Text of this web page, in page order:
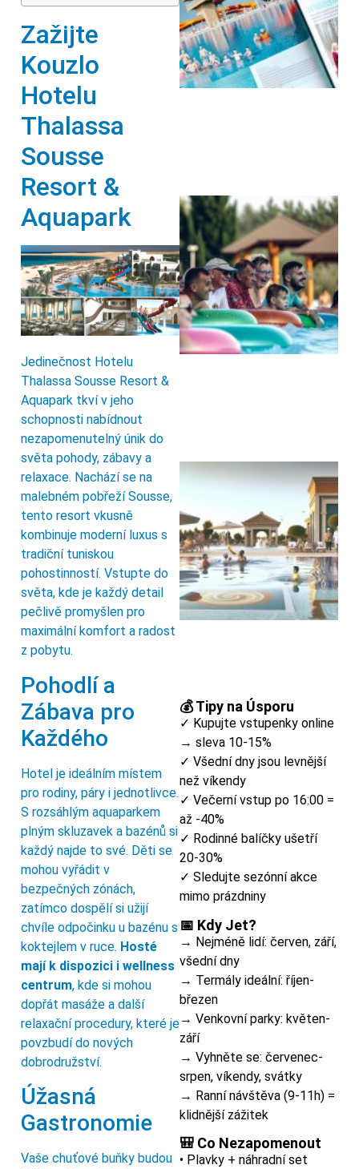
Zažijte
Kouzlo
Hotelu
Thalassa
Sousse
Resort &
Aquapark
Jedinečnost Hotelu
Thalassa Sousse Resort &
Aquapark tkví v jeho
schopnosti nabídnout
nezapomenutelný únik do
světa pohody, zábavy a
relaxace. Nachází se na
malebném pobřeží Sousse,
tento resort vkusně
kombinuje moderní luxus s
tradiční tuniskou
pohostinností. Vstupte do
světa, kde je každý detail
pečlivě promyšlen pro
maximální komfort a radost
z pobytu.
Pohodlí a
Zábava pro
Každého
Hotel je ideálním místem
pro rodiny, páry i jednotlivce.
S rozsáhlým aquaparkem
plným skluzavek a bazénů si
každý najde to své. Děti se
mohou vyřádit v
bezpečných zónách,
zatímco dospělí si užijí
chvíle odpočinku u bazénu s
koktejlem v ruce. Hosté
mají k dispozici i wellness
centrum, kde si mohou
dopřát masáže a další
relaxační procedury, které je
povzbudí do nových
dobrodružství.
Úžasná
Gastronomie
Vaše chuťové buňky budou
💰 Tipy na Úsporu
✓ Kupujte vstupenky online
→ sleva 10-15%
✓ Všední dny jsou levnější
než víkendy
✓ Večerní vstup po 16:00 =
až -40%
✓ Rodinné balíčky ušetří
20-30%
✓ Sledujte sezónní akce
mimo prázdniny
📅 Kdy Jet?
→ Nejméně lidí: červen, září,
všední dny
→ Termály ideální: říjen-
březen
→ Venkovní parky: květen-
září
→ Vyhněte se: červenec-
srpen, víkendy, svátky
→ Ranní návštěva (9-11h) =
klidnější zážitek
🎒 Co Nezapomenout
• Plavky + náhradní set